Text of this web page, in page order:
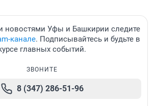
новостями Уфы и Башкирии следите
канале. Подписывайтесь и будьте в
главных событий.
ЗВОНИТЕ
8 (347) 286-51-96